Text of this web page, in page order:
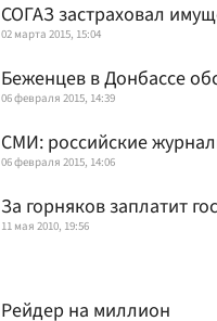
СОГАЗ застраховал
02 марта 2015, 15:04
Беженцев в Донбассе
06 февраля 2015, 14:39
СМИ: российские
06 февраля 2015, 14:06
За горняков заплатит
11 мая 2010, 19:56
Рейдер на миллион